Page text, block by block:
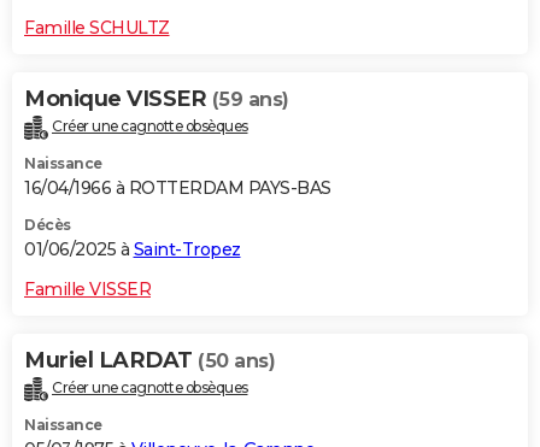
Famille SCHULTZ
Monique VISSER (59 ans)
Créer une cagnotte obsèques
Naissance
16/04/1966 à ROTTERDAM PAYS-BAS
Décès
01/06/2025 à Saint-Tropez
Famille VISSER
Muriel LARDAT (50 ans)
Créer une cagnotte obsèques
Naissance